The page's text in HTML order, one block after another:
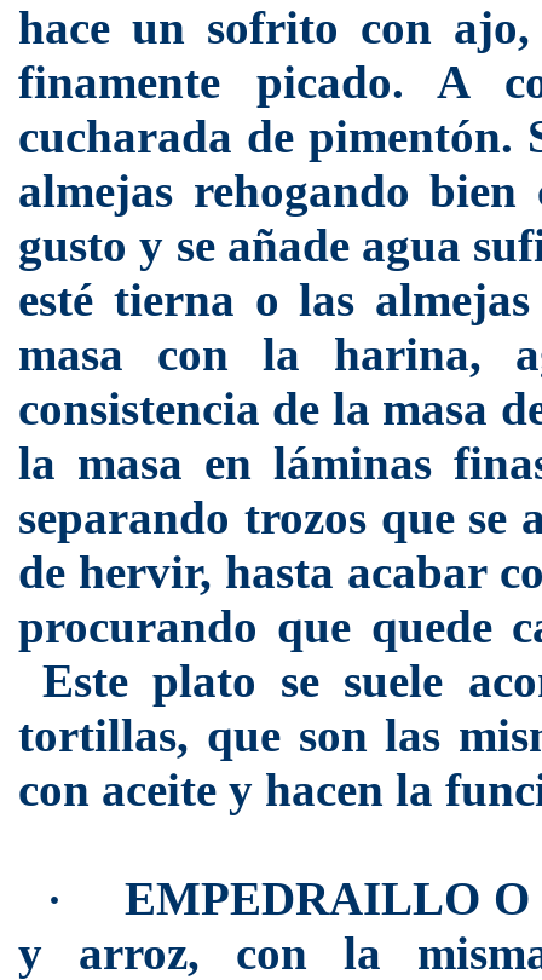
hace un sofrito con
finamente picado. A
cucharada de pimentón.
almejas rehogando
gusto y se añade agua
esté tierna o las
masa con la harina,
consistencia de la masa
la masa en láminas
separando trozos que se
de hervir, hasta acabar
procurando que quede
Este plato se suele
tortillas, que son las
con aceite y hacen la
·
EMPEDRAILLO O
y arroz, con la